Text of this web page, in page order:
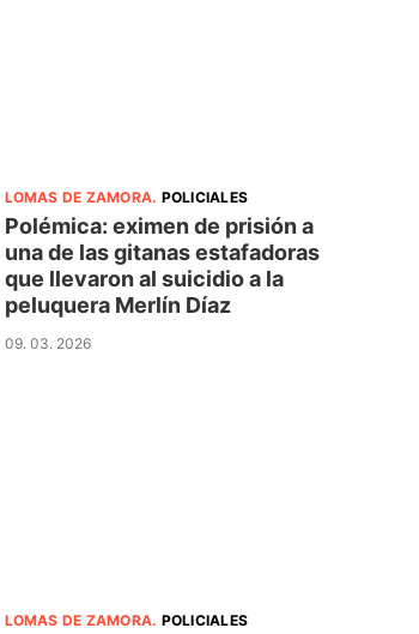
LOMAS DE ZAMORA. POLICIALES
Polémica: eximen de prisión a
una de las gitanas estafadoras
que llevaron al suicidio a la
peluquera Merlín Díaz
09. 03. 2026
LOMAS DE ZAMORA. POLICIALES